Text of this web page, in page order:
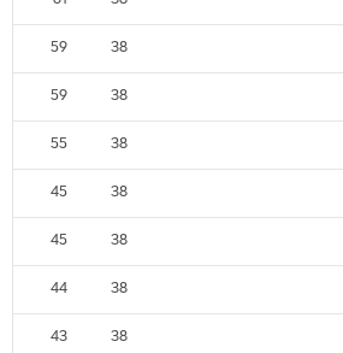
38
59
38
59
38
55
38
45
38
45
38
44
38
43